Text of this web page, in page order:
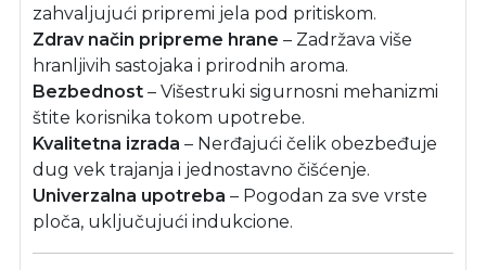
zahvaljujući pripremi jela pod pritiskom.
Zdrav način pripreme hrane – Zadržava više
hranljivih sastojaka i prirodnih aroma.
Bezbednost – Višestruki sigurnosni mehanizmi
štite korisnika tokom upotrebe.
Kvalitetna izrada – Nerđajući čelik obezbeđuje
dug vek trajanja i jednostavno čišćenje.
Univerzalna upotreba – Pogodan za sve vrste
ploča, uključujući indukcione.